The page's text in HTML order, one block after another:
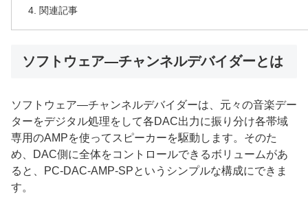
関連記事
ソフトウェア―チャンネルデバイダーとは
ソフトウェア―チャンネルデバイダーは、元々の音楽デー
ターをデジタル処理をして各DAC出力に振り分け各帯域
専用のAMPを使ってスピーカーを駆動します。そのた
め、DAC側に全体をコントロールできるボリュームがあ
ると、PC-DAC-AMP-SPというシンプルな構成にできま
す。